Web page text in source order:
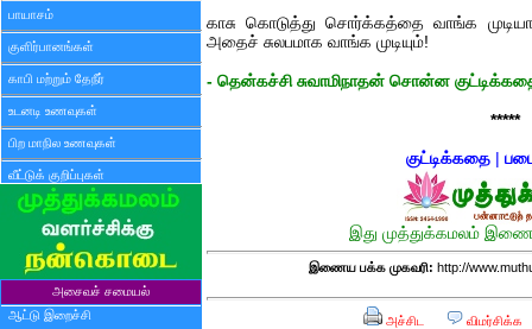
பாயாசம்
குளிர்பானங்கள்
காபி மற்றும் தேநீர்
உடனடி உணவுகள்
பிற மாநில உணவுகள்
வீட்டுக் குறிப்புகள்
அசைவச் சமையல்
ஆட்டு இறைச்சி
காசு கொடுத்து சொர்க்கத்தை வாங்க
அதைச் சுலபமாக வாங்க முடியும்!
- தென்கச்சி சுவாமிநாதன் சொன்ன
*****
குட்டிக்கதை|
இது முத்துக்கமலம்
இணைய பக்க முகவரி: http://
அச்சிட விமர்சிக்க